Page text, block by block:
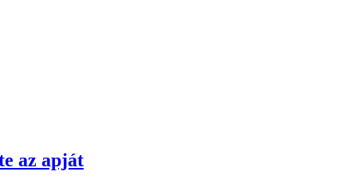
az apját